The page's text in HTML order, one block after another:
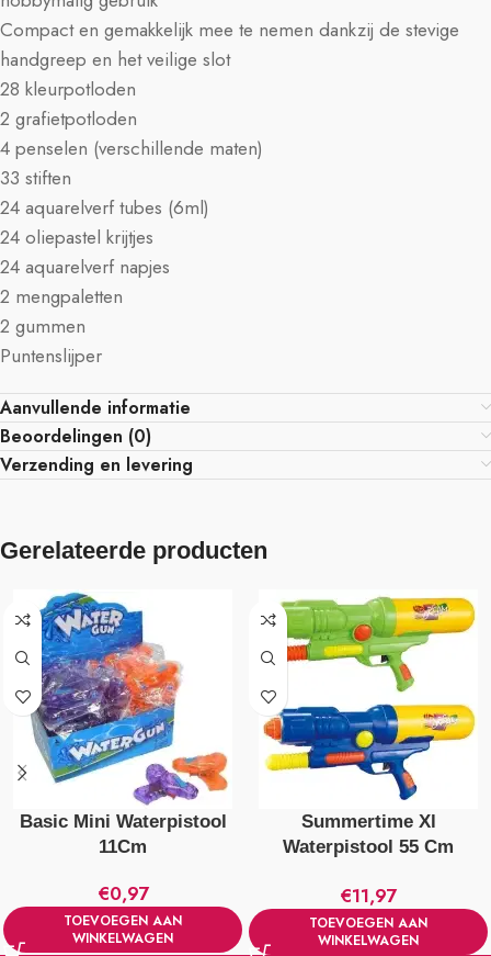
Compact en gemakkelijk mee te nemen dankzij de stevige
handgreep en het veilige slot
28 kleurpotloden
2 grafietpotloden
4 penselen (verschillende maten)
33 stiften
24 aquarelverf tubes (6ml)
24 oliepastel krijtjes
24 aquarelverf napjes
2 mengpaletten
2 gummen
Puntenslijper
Aanvullende informatie
Beoordelingen (0)
Verzending en levering
Gerelateerde producten
Basic Mini Waterpistool
11Cm
€0,97
TOEVOEGEN AAN
WINKELWAGEN
Summertime Xl
Waterpistool 55 Cm
€11,97
TOEVOEGEN AAN
WINKELWAGEN